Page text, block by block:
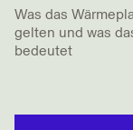
Was das
gelten und was
bedeutet